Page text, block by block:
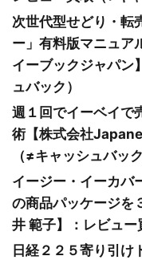
次世代型せどり・転
ー」有料版マニュア
イーブックジャパン
ュバック）
週１回でイーベイで
術【株式会社
（≠キャッシュバック
イージー・イーカバ
の商品パッケージを
井 範子】：レビュー
日経２２５寄り引け